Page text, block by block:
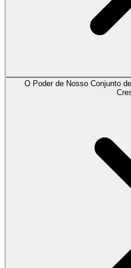
O Poder de Nosso Conjunto